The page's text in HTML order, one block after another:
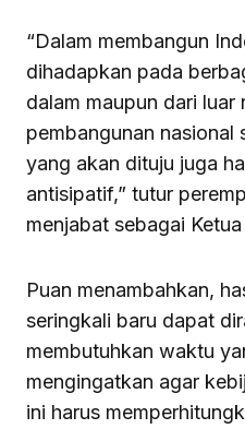
“Dalam membangun
dihadapkan pada
dalam maupun dari luar
pembangunan nasional
yang akan dituju juga
antisipatif,” tutur
menjabat sebagai
Puan menambahkan,
seringkali baru dapat
membutuhkan waktu
mengingatkan agar
ini harus